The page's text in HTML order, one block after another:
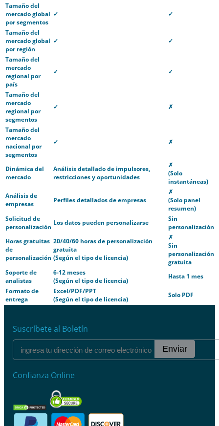
Tamaño del
mercado global
por segmentos
✓ ✓
Tamaño del
mercado global
por región
✓ ✓
Tamaño del
mercado
regional por
país
✓ ✓
Tamaño del
mercado
regional por
segmentos
✓ ✗
Tamaño del
mercado
nacional por
segmentos
✓ ✗
Dinámica del
mercado
Análisis detallado de impulsores,
restricciones y oportunidades
✗
(Solo
instantáneas)
Análisis de
empresas
Perfiles detallados de empresas
✗
(Solo panel
resumen)
Solicitud de
personalización
Los datos pueden personalizarse
Sin
personalización
Horas gratuitas
de
personalización
20/40/60 horas de personalización
gratuita
(Según el tipo de licencia)
✗
Sin
personalización
gratuita
Soporte de
analistas
6-12 meses
(Según el tipo de licencia)
Hasta 1 mes
Formato de
entrega
Excel/PDF/PPT
(Según el tipo de licencia)
Solo PDF
Suscríbete al Boletín
Enviar
Confianza Online